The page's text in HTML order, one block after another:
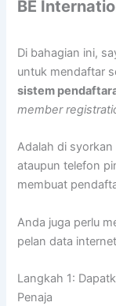
BE
Di bahagian ini,
untuk mendaftar
sistem
member
Adalah di
ataupun telefon
membuat
Anda juga perlu
pelan data
Langkah 1:
Penaja